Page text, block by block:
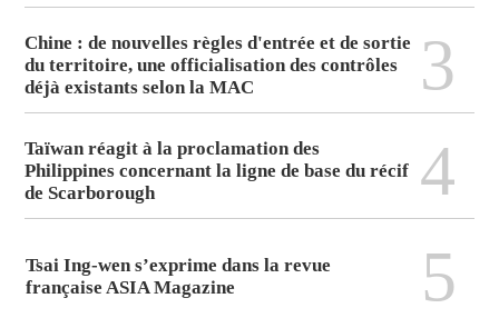
Chine : de nouvelles règles d'entrée et de sortie
du territoire, une officialisation des contrôles
déjà existants selon la MAC
3
Taïwan réagit à la proclamation des
Philippines concernant la ligne de base du récif
de Scarborough
4
Tsai Ing-wen s’exprime dans la revue
française ASIA Magazine
5